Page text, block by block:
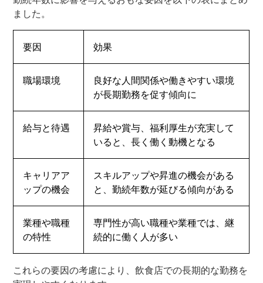
ました。
要因 効果
職場環境
良好な人間関係や働きやすい環境
が長期勤務を促す傾向に
給与と待遇
昇給や賞与、福利厚生が充実して
いると、長く働く動機となる
キャリアア
ップの機会
スキルアップや昇進の機会がある
と、勤続年数が延びる傾向がある
業種や職種
の特性
専門性が高い職種や業種では、継
続的に働く人が多い
これらの要因の考慮により、飲食店での長期的な勤務を